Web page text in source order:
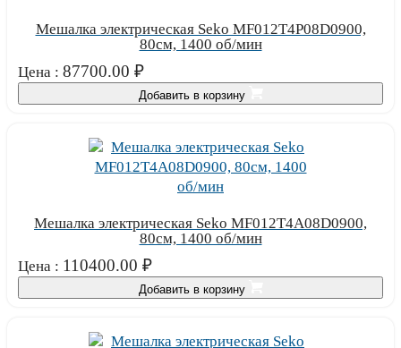
Мешалка электрическая Seko MF012T4P08D0900,
80см, 1400 об/мин
Цена : 87700.00 ₽
Добавить в корзину
Мешалка электрическая Seko MF012T4A08D0900,
80см, 1400 об/мин
Цена : 110400.00 ₽
Добавить в корзину